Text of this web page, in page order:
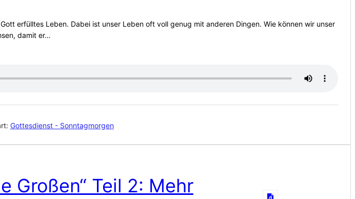
erfülltes Leben. Dabei ist unser Leben oft voll genug mit anderen Dingen. Wie können wir unser
damit er…
Gottesdienst - Sonntagmorgen
Großen“ Teil 2: Mehr